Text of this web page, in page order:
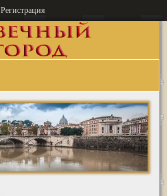
Регистрация